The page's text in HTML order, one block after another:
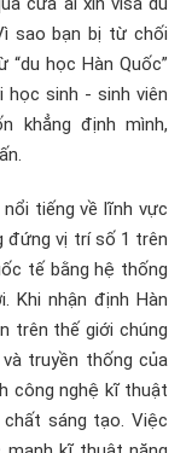
sao bạn bị từ chối
học Hàn Quốc”
học sinh - sinh viên
khẳng định mình,
tiếng về lĩnh vực
đứng vị trí số 1 trên
tế bằng hệ thống
Khi nhận định Hàn
trên thế giới chúng
truyền thống của
công nghệ kĩ thuật
sáng tạo. Việc